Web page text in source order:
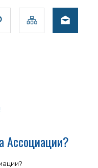
Ассоциации?